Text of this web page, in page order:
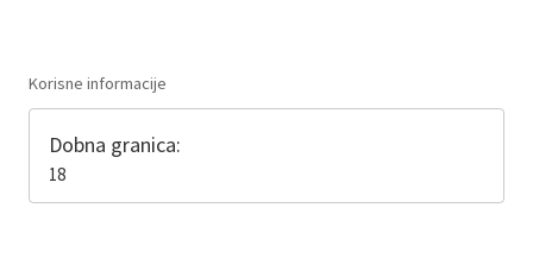
Korisne informacije
Dobna granica:
18